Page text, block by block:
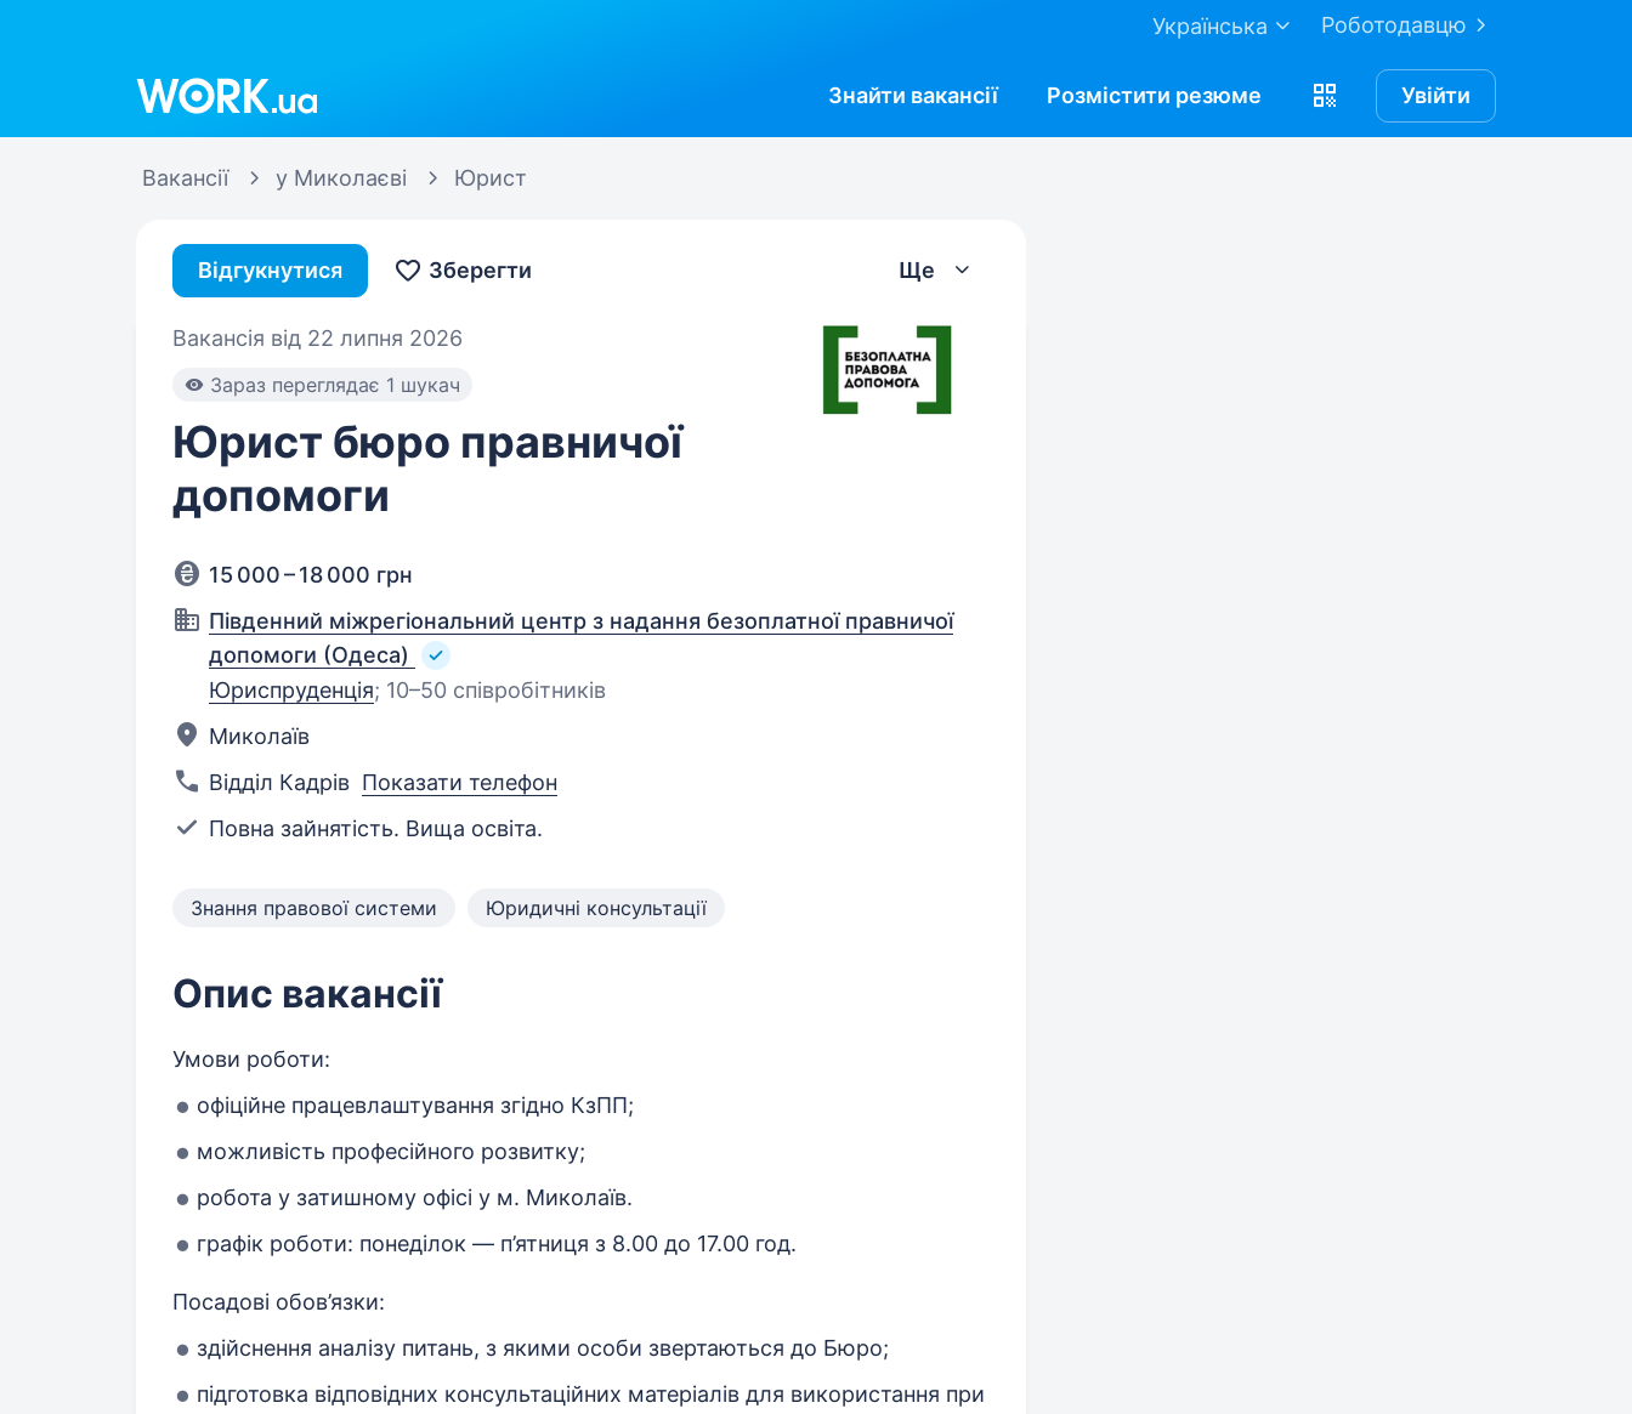
Роботодавцю
Українська
Знайти вакансії Розмістити резюме Увійти
Вакансії у Миколаєві Юрист
Відгукнутися Зберегти Ще
Вакансія від 22 липня 2026
Зараз переглядає 1 шукач
Юрист бюро правничої
допомоги
15 000 – 18 000 грн
Південний міжрегіональний центр з надання безоплатної правничої
допомоги (Одеса)
Юриспруденція; 10–50 співробітників
Миколаїв
Відділ Кадрів Показати телефон
Повна зайнятість. Вища освіта.
Знання правової системи Юридичні консультації
Опис вакансії
Умови роботи:
офіційне працевлаштування згідно КзПП;
можливість професійного розвитку;
робота у затишному офісі у м. Миколаїв.
графік роботи: понеділок — п’ятниця з 8.00 до 17.00 год.
Посадові обов’язки:
здійснення аналізу питань, з якими особи звертаються до Бюро;
підготовка відповідних консультаційних матеріалів для використання при